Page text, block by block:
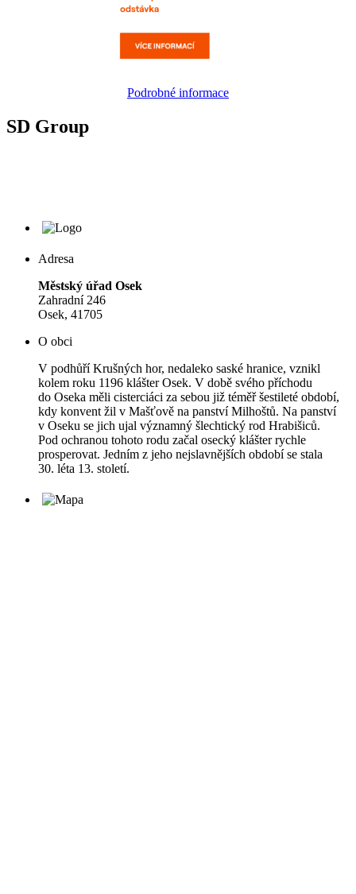
Podrobné informace
SD Group
Adresa
Městský úřad Osek
Zahradní 246
Osek, 41705
O obci
V podhůří Krušných hor, nedaleko saské hranice, vznikl
kolem roku 1196 klášter Osek. V době svého příchodu
do Oseka měli cisterciáci za sebou již téměř šestileté období,
kdy konvent žil v Mašťově na panství Milhoštů. Na panství
v Oseku se jich ujal významný šlechtický rod Hrabišiců.
Pod ochranou tohoto rodu začal osecký klášter rychle
prosperovat. Jedním z jeho nejslavnějších období se stala
30. léta 13. století.